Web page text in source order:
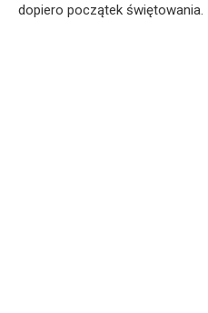
dopiero początek świętowania.